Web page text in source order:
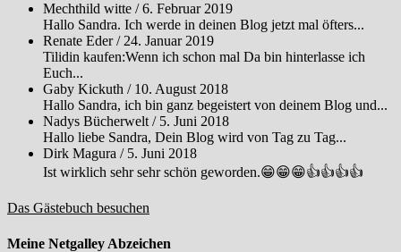
Mechthild witte /6. Februar 2019
Hallo Sandra. Ich werde in deinen Blog jetzt mal öfters...
Renate Eder/ 24. Januar 2019
Tilidin kaufen:Wenn ich schon mal Da bin hinterlasse ich
Euch...
Gaby Kickuth / 10. August 2018
Hallo Sandra, ich bin ganz begeistert von deinem Blog und...
Nadys Bücherwelt / 5. Juni 2018
Hallo liebe Sandra, Dein Blog wird von Tag zu Tag...
Dirk Magura / 5. Juni 2018
Ist wirklich sehr sehr schön geworden.😁😁😁👍👍👍👍
Das Gästebuch besuchen
Meine Netgalley Abzeichen